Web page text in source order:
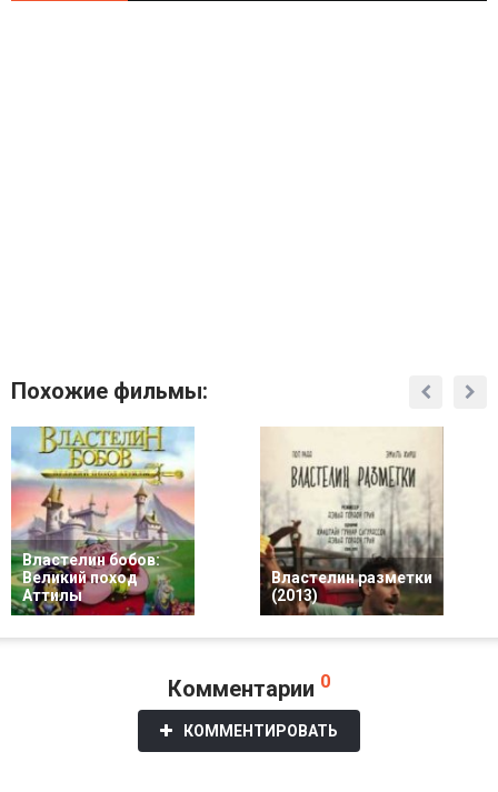
Похожие фильмы:
Властелин бобов:
Великий поход
Аттилы
Властелин разметки
(2013)
Комментарии 0
КОММЕНТИРОВАТЬ